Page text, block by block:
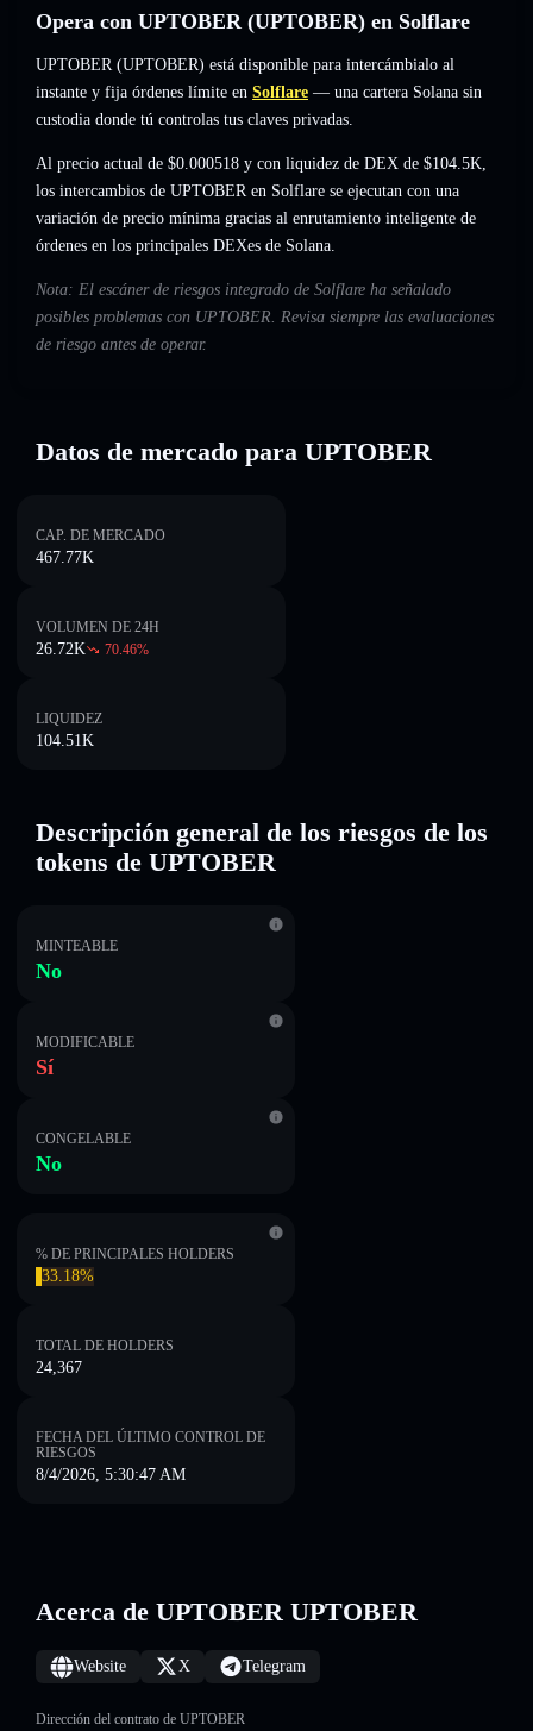
Opera con UPTOBER (UPTOBER) en Solflare
UPTOBER (UPTOBER) está disponible para intercámbialo al
instante y fija órdenes límite en Solflare — una cartera Solana sin
custodia donde tú controlas tus claves privadas.
Al precio actual de $0.000518 y con liquidez de DEX de $104.5K,
los intercambios de UPTOBER en Solflare se ejecutan con una
variación de precio mínima gracias al enrutamiento inteligente de
órdenes en los principales DEXes de Solana.
Nota: El escáner de riesgos integrado de Solflare ha señalado
posibles problemas con UPTOBER. Revisa siempre las evaluaciones
de riesgo antes de operar.
Datos de mercado para UPTOBER
CAP. DE MERCADO
467.77K
VOLUMEN DE 24H
26.72K 70.46%
LIQUIDEZ
104.51K
Descripción general de los riesgos de los
tokens de UPTOBER
MINTEABLE
No
MODIFICABLE
Sí
CONGELABLE
No
% DE PRINCIPALES HOLDERS
33.18%
TOTAL DE HOLDERS
24,367
FECHA DEL ÚLTIMO CONTROL DE
RIESGOS
8/4/2026, 5:30:47 AM
Acerca de UPTOBER UPTOBER
Website X Telegram
Dirección del contrato de UPTOBER